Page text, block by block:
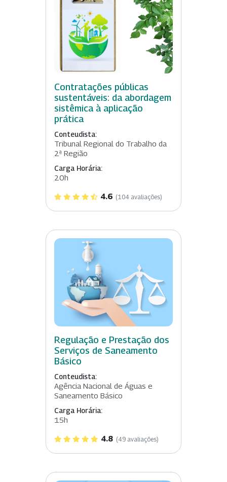
Contratações públicas
sustentáveis: da abordagem
sistêmica à aplicação
prática
Conteudista:
Tribunal Regional do Trabalho da
2ª Região
Carga Horária:
20h
4.6 (104 avaliações)
Regulação e Prestação dos
Serviços de Saneamento
Básico
Conteudista:
Agência Nacional de Águas e
Saneamento Básico
Carga Horária:
15h
4.8 (49 avaliações)